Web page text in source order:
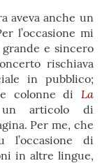
aveva anche un
l’occasione mi
e sincero
rischiava
in pubblico;
colonne di La
articolo di
Per me, che
l’occasione di
in altre lingue,